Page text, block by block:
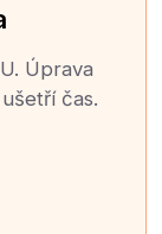
Úprava
čas.